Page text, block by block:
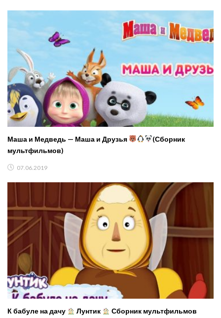
Маша и Медведь — Маша и Друзья
(Сборник
мультфильмов)
07.06.2019
К бабуле на дачу Лунтик Сборник мультфильмов